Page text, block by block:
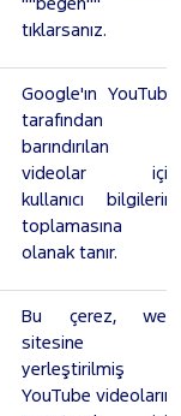
tıklarsanız.
Google'ın YouTube
tarafından
barındırılan
videolar için
kullanıcı bilgilerini
toplamasına
olanak tanır.
Bu çerez, web
sitesine
yerleştirilmiş
YouTube videolarını